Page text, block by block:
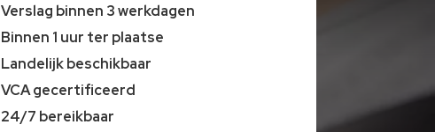
Verslag binnen 3 werkdagen
Binnen 1 uur ter plaatse
Landelijk beschikbaar
VCA gecertificeerd
24/7 bereikbaar